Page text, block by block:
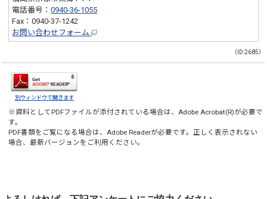
電話番号：0940-36-1055
Fax：0940-37-1242
お問い合わせフォーム
（ID:2685）
別ウィンドウで開きます
※資料としてPDFファイルが添付されている場合は、 Adobe Acrobat(R)が必要で
す。
PDF書類をご覧になる場合は、 Adobe Readerが必要です。正しく表示されない
場合、最新バージョンをご利用ください。